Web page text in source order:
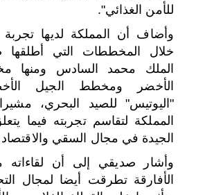
للأمن الغذائي".
وأضاف أن المملكة لديها
خلال المخططات التي أطلقها
الملك محمد السادس ومنها
الأخضر ومخطط الجيل
"اليوتيس" للصيد البحري،
المملكة لتقاسم تجربته فيما
الجيدة في مجال السقي
وأشار صديقي إلى أن لقاءاته
الأفارقة تطرقت أيضا لمجال